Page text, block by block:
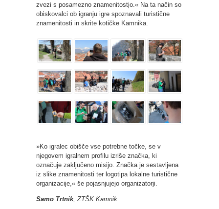
zvezi s posamezno znamenitostjo.« Na ta način so
obiskovalci ob igranju igre spoznavali turistične
znamenitosti in skrite kotičke Kamnika.
»Ko igralec obišče vse potrebne točke, se v
njegovem igralnem profilu izriše značka, ki
označuje zaključeno misijo. Značka je sestavljena
iz slike znamenitosti ter logotipa lokalne turistične
organizacije,« še pojasnjujejo organizatorji.
Samo Trtnik, ZTŠK Kamnik